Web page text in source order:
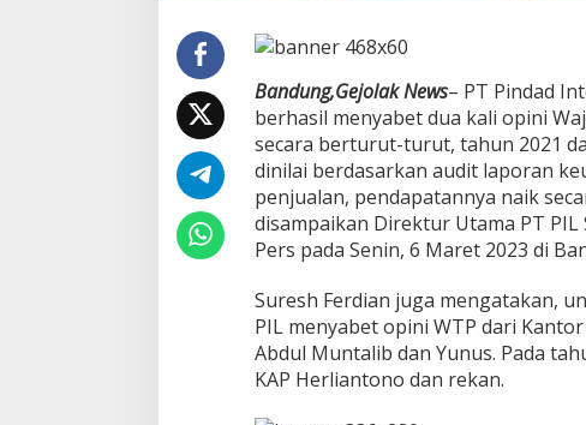
W
P
2
K
a
l
i
B
e
u
r
u
t
Bandung,Gejolak News– PT Pindad
berhasil menyabet dua kali opini
secara berturut-turut, tahun 2021
dinilai berdasarkan audit laporan
penjualan, pendapatannya naik
disampaikan Direktur Utama PT
Pers pada Senin, 6 Maret 2023 di
Suresh Ferdian juga mengatakan,
PIL menyabet opini WTP dari
Abdul Muntalib dan Yunus. Pada
KAP Herliantono dan rekan.